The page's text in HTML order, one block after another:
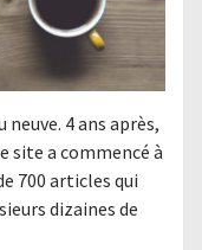
4 ans après,
site a commencé à
700 articles qui
dizaines de